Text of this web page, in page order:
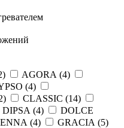
) AGORA (4)
(4)
) CLASSIC (14)
DIPSA (4)
DOLCE
ENNA (4) GRACIA (5)